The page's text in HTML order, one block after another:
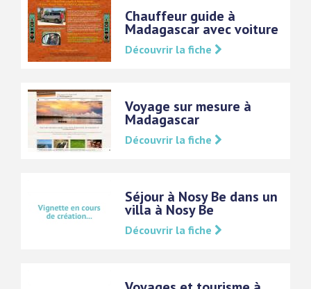
Chauffeur guide à
Madagascar avec voiture
Découvrir la fiche
Voyage sur mesure à
Madagascar
Découvrir la fiche
Séjour à Nosy Be dans un
villa à Nosy Be
Découvrir la fiche